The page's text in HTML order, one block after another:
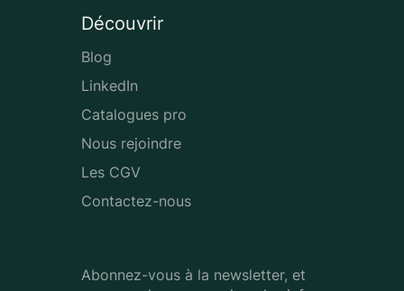
Découvrir
Blog
LinkedIn
Catalogues pro
Nous rejoindre
Les CGV
Contactez-nous
Abonnez-vous à la newsletter, et